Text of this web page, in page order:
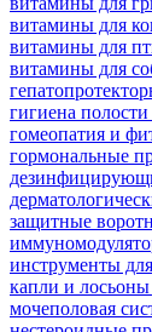
витамины для
витамины для
витамины для
гигиена полости
гомеопатия и
гормональные
защитные
инструменты
капли и лосьоны
мочеполовая